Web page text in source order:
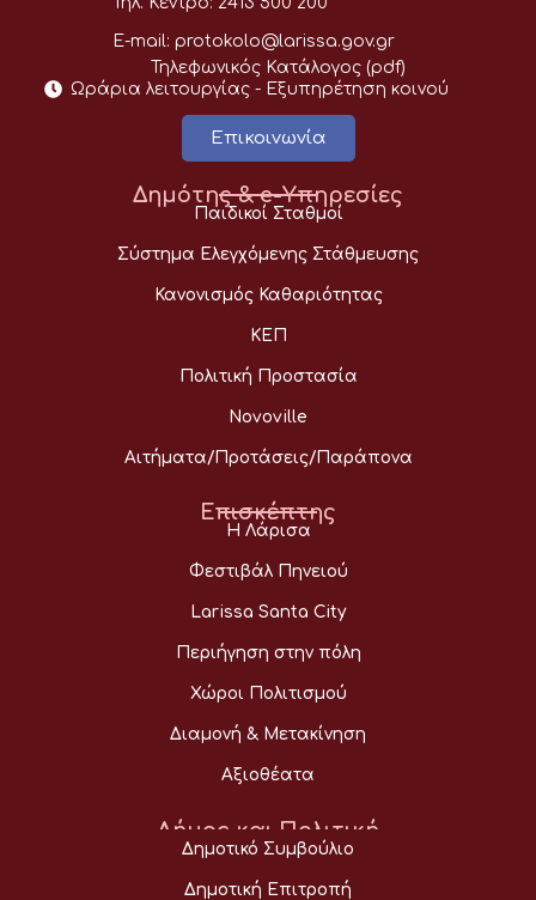
E-mail: protokolo@larissa.gov.gr
Τηλεφωνικός Κατάλογος (pdf)
Ωράρια λειτουργίας - Eξυπηρέτηση κοινού
Επικοινωνία
Δημότης & e-Υπηρεσίες
Παιδικοί Σταθμοί
Σύστημα Ελεγχόμενης Στάθμευσης
Κανονισμός Καθαριότητας
ΚΕΠ
Πολιτική Προστασία
Novoville
Αιτήματα/Προτάσεις/Παράπονα
Επισκέπτης
Η Λάρισα
Φεστιβάλ Πηνειού
Larissa Santa City
Περιήγηση στην πόλη
Χώροι Πολιτισμού
Διαμονή & Μετακίνηση
Αξιοθέατα
Δήμος και Πολιτική
Δημοτικό Συμβούλιο
Δημοτική Επιτροπή